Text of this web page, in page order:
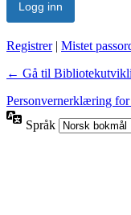
Registrer| Mistet
← Gå til
Personvernerklæring
Språk